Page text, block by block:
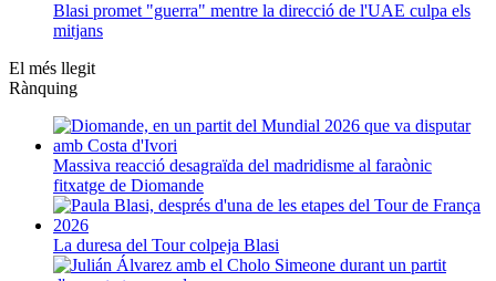
Blasi promet "guerra" mentre la direcció de l'UAE culpa els
mitjans
El més llegit
Rànquing
Massiva reacció desagraïda del madridisme al faraònic
fitxatge de Diomande
La duresa del Tour colpeja Blasi